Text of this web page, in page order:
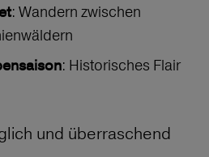
: Wandern zwischen
: Historisches Flair
und überraschend